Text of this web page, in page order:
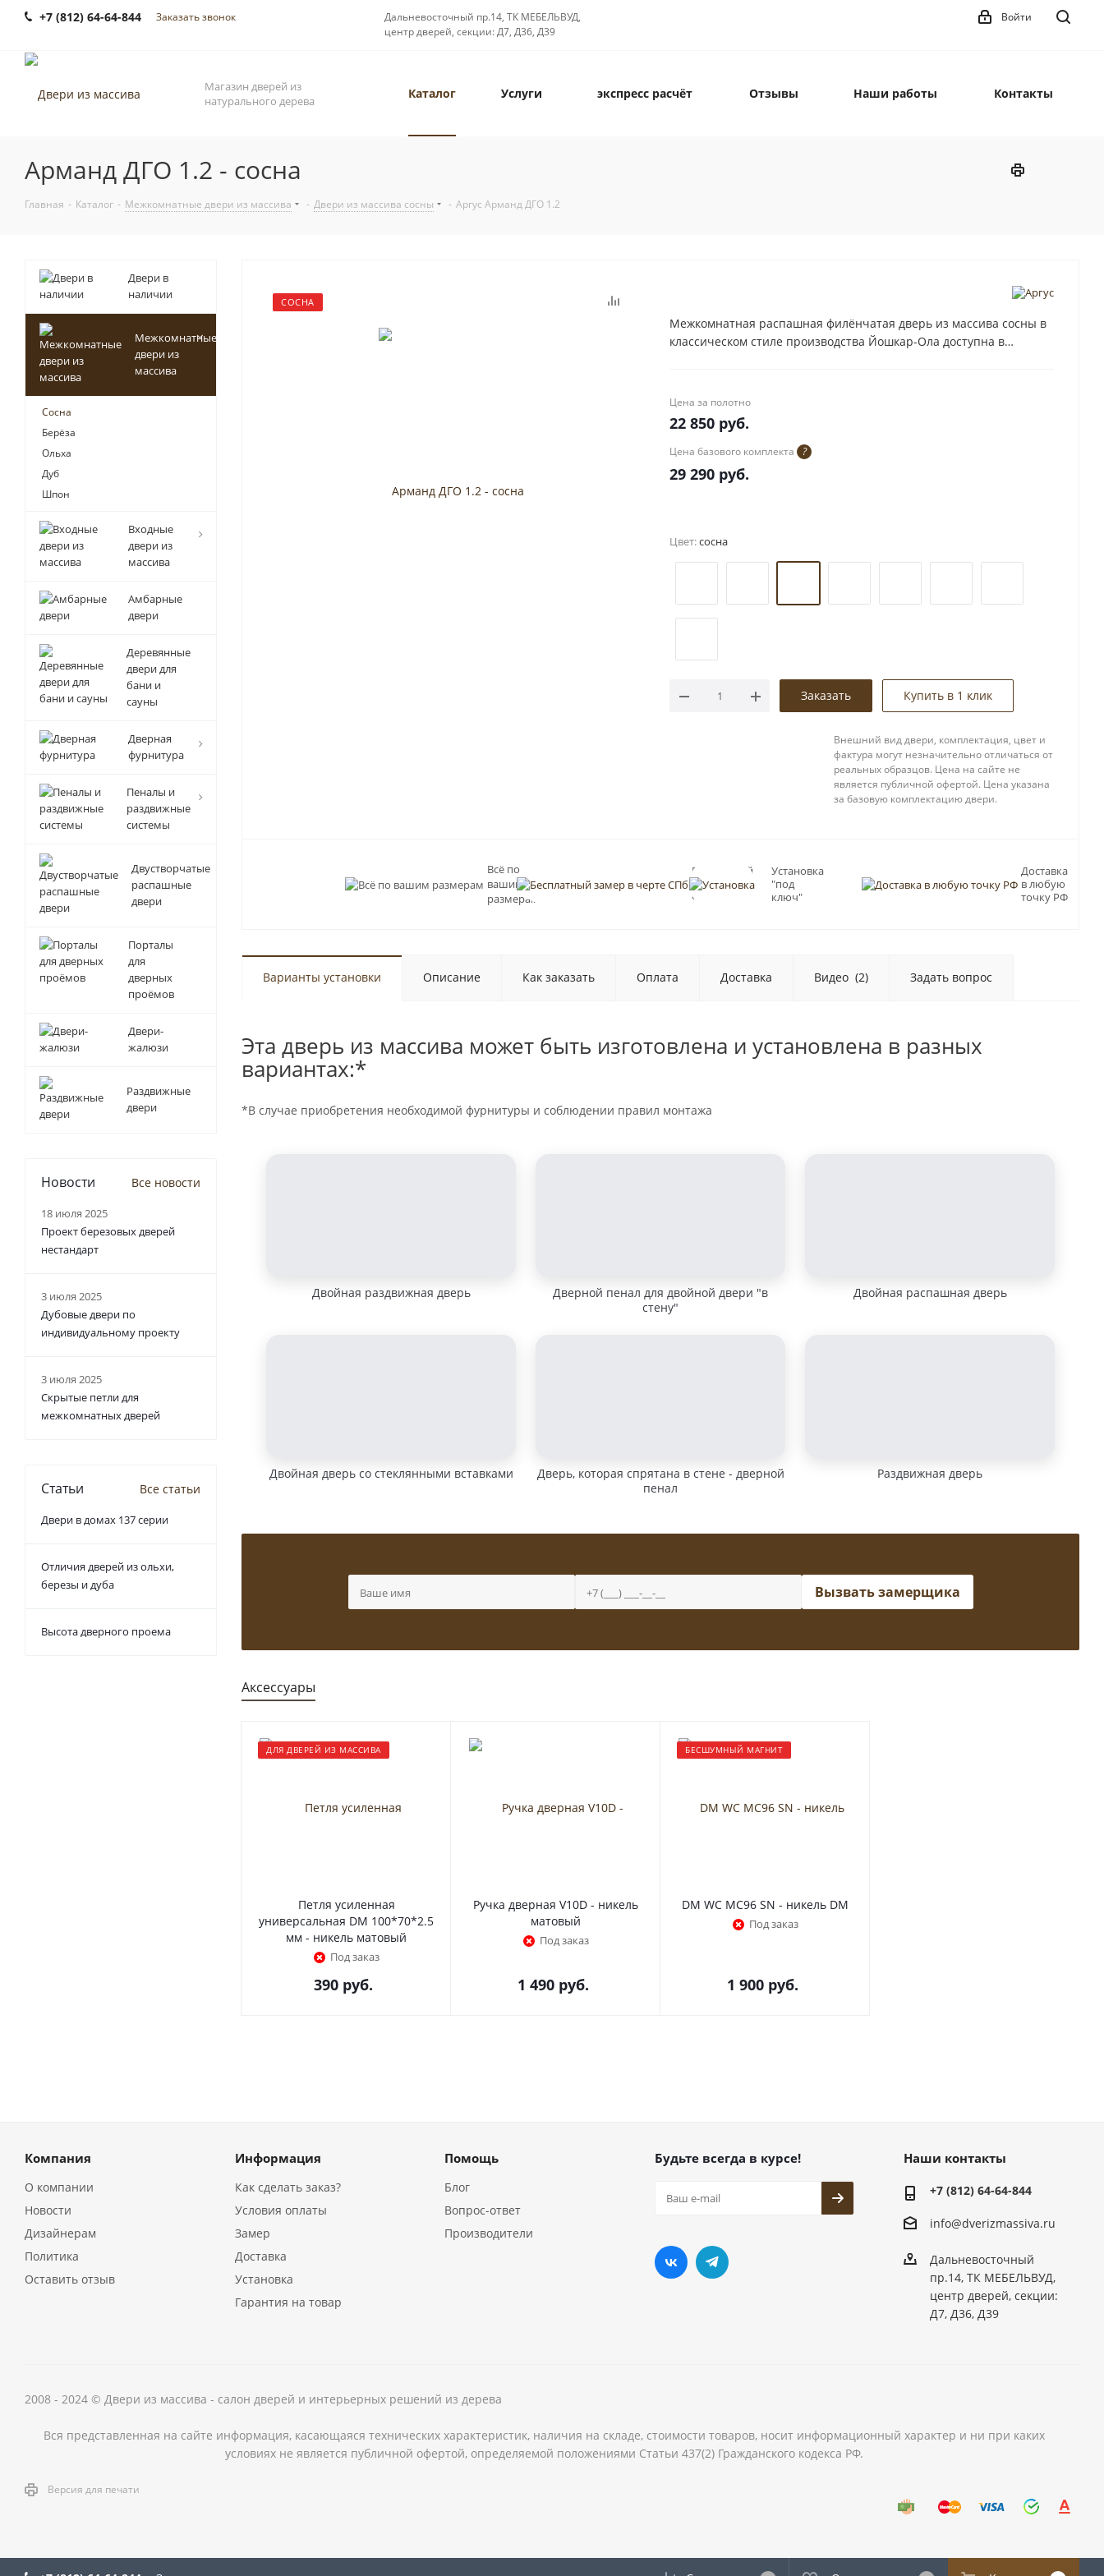
+7 (812) 64-64-844 Заказать звонок
Дальневосточный пр.14, ТК МЕБЕЛЬВУД,
центр дверей, секции: Д7, Д36, Д39
Войти
Магазин дверей из
натурального дерева
Каталог Услуги экспресс расчёт Отзывы Наши работы Контакты
Арманд ДГО 1.2 - сосна
Главная - Каталог - Межкомнатные двери из массива - Двери из массива сосны - Аргус Арманд ДГО 1.2
СОСНА
Межкомнатная распашная филёнчатая дверь из массива сосны в
классическом стиле производства Йошкар-Ола доступна в
по RAL, включая двери в белой эмали и в эмали слоновая кость
или в тонировке.
Цена за полотно
22 850 руб.
Цена базового комплекта ?
29 290 руб.
Цвет:сосна
Заказать Купить в 1 клик
Внешний вид двери, комплектация, цвет и
фактура могут незначительно отличаться от
реальных образцов. Цена на сайте не
является публичной офертой. Цена указана
за базовую комплектацию двери.
Всё по
вашим
размерам
Бесплатный
замер в
черте СПб
Установка
"под
ключ"
Доставка
в любую
точку РФ
Варианты установки Описание Как заказать Оплата Доставка Видео (2) Задать вопрос
Эта дверь из массива может быть изготовлена и установлена в разных
вариантах:*
*В случае приобретения необходимой фурнитуры и соблюдении правил монтажа
Двойная раздвижная дверь
Дверной пенал для двойной двери "в
стену"
Двойная распашная дверь
Двойная дверь со стеклянными вставками
Дверь, которая спрятана в стене - дверной
пенал
Раздвижная дверь
Вызвать замерщика
Аксессуары
ДЛЯ ДВЕРЕЙ ИЗ МАССИВА
Петля усиленная
универсальная DM 100*70*2.5
мм - никель матовый
Под заказ
390 руб.
Ручка дверная V10D - никель
матовый
Под заказ
1 490 руб.
БЕСШУМНЫЙ МАГНИТ
DM WC MC96 SN - никель DM
Под заказ
1 900 руб.
Двери в
наличии
Межкомнатные
двери из
массива
Сосна
Берёза
Ольха
Дуб
Шпон
Входные
двери из
массива
Амбарные
двери
Деревянные
двери для
бани и
сауны
Дверная
фурнитура
Пеналы и
раздвижные
системы
Двустворчатые
распашные
двери
Порталы
для
дверных
проёмов
Двери-
жалюзи
Раздвижные
двери
Новости Все новости
18 июля 2025
Проект березовых дверей
нестандарт
3 июля 2025
Дубовые двери по
индивидуальному проекту
3 июля 2025
Скрытые петли для
межкомнатных дверей
Статьи Все статьи
Двери в домах 137 серии
Отличия дверей из ольхи,
березы и дуба
Высота дверного проема
Компания
О компании
Новости
Дизайнерам
Политика
Оставить отзыв
Информация
Как сделать заказ?
Условия оплаты
Замер
Доставка
Установка
Гарантия на товар
Помощь
Блог
Вопрос-ответ
Производители
Будьте всегда в курсе! Наши контакты
+7 (812) 64-64-844
info@dverizmassiva.ru
Дальневосточный
пр.14, ТК МЕБЕЛЬВУД,
центр дверей, секции:
Д7, Д36, Д39
2008 - 2024 © Двери из массива - салон дверей и интерьерных решений из дерева
Вся представленная на сайте информация, касающаяся технических характеристик, наличия на складе, стоимости товаров, носит информационный характер и ни при каких
условиях не является публичной офертой, определяемой положениями Статьи 437(2) Гражданского кодекса РФ.
Версия для печати